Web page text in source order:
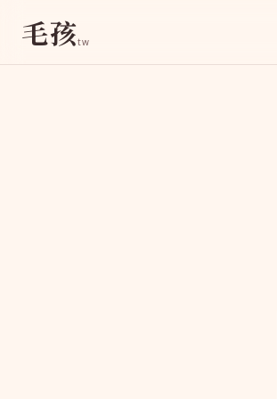
毛孩tw